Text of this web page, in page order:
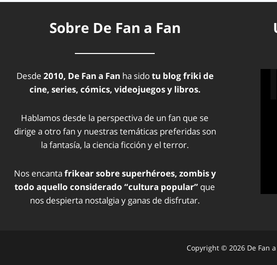
Sobre De Fan a Fan
Desde 2010, De Fan a Fan ha sidotu blog friki de
cine, series, cómics, videojuegos y libros.
Hablamos desde la perspectiva de un fan que se
dirige a otro fan y nuestras temáticas preferidas son
la fantasía, la ciencia ficción y el terror.
Nos encanta frikear sobre superhéroes, zombis y
todo aquello considerado “cultura popular” que
nos despierta nostalgia y ganas de disfrutar.
Copyright © 2026 De Fan